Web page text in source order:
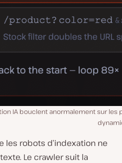
IA bouclent anormalement sur les
les robots d’indexation ne
Le crawler suit la